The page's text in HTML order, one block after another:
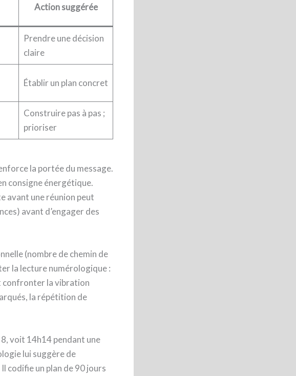
Action suggérée
Prendre une décision
claire
Établir un plan concret
Construire pas à pas ;
prioriser
la portée du message.
consigne énergétique.
avant une réunion peut
avant d’engager des
(nombre de chemin de
la lecture numérologique :
confronter la vibration
la répétition de
voit 14h14 pendant une
lui suggère de
codifie un plan de 90 jours